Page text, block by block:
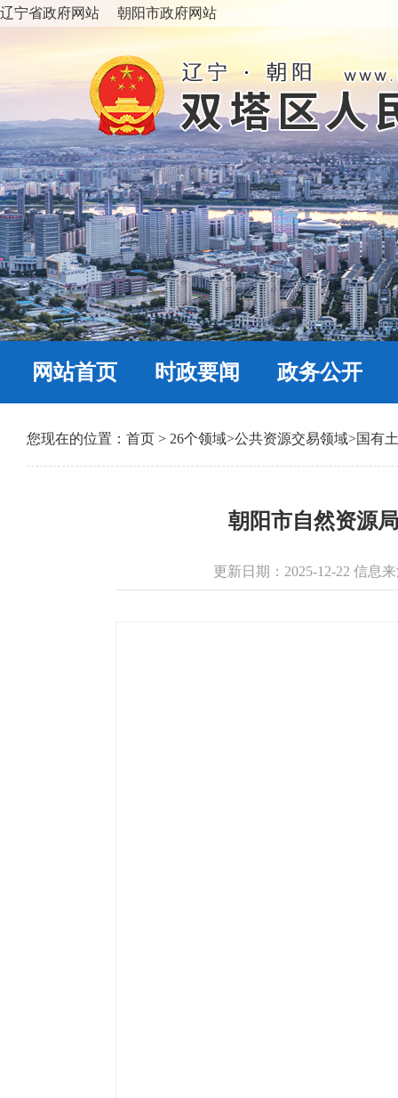
辽宁省政府网站 朝阳市政府网站
网站首页 时政要闻 政务公开
您现在的位置： 首页 > 26个领域>公共资源交易领域>国有
朝阳市自然资源
更新日期：2025-12-22 信息